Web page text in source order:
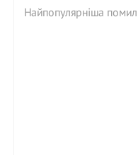
Найпопулярніша